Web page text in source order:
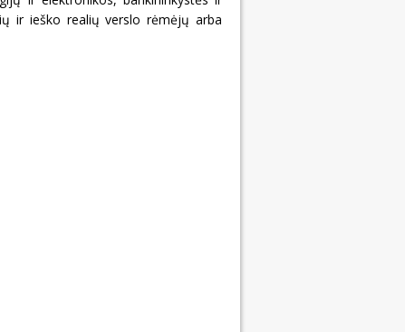
ir ieško realių verslo rėmėjų arba